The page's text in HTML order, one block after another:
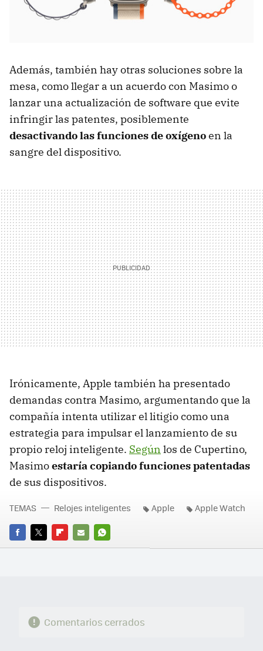
Además, también hay otras soluciones sobre la
mesa, como llegar a un acuerdo con Masimo o
lanzar una actualización de software que evite
infringir las patentes, posiblemente
desactivando las funciones de oxígenoen la
sangre del dispositivo.
Irónicamente, Apple también ha presentado
demandas contra Masimo, argumentando que la
compañía intenta utilizar el litigio como una
estrategia para impulsar el lanzamiento de su
propio reloj inteligente. Según los de Cupertino,
Masimoestaría copiando funciones patentadas
de sus dispositivos.
FACEBOOK
TWITTERFLIPBOARD
E-
WHATSAPP
TEMAS Relojes inteligentes Apple Apple Watch
Comentarios cerrados